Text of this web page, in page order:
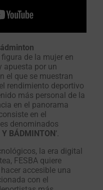
de la mujer en
apuesta por un
el que se muestran
rendimiento deportivo
más personal de la
en el panorama
en el
denominados
BÁDMINTON‘.
la era digital
FESBA quiere
accesible una
con el